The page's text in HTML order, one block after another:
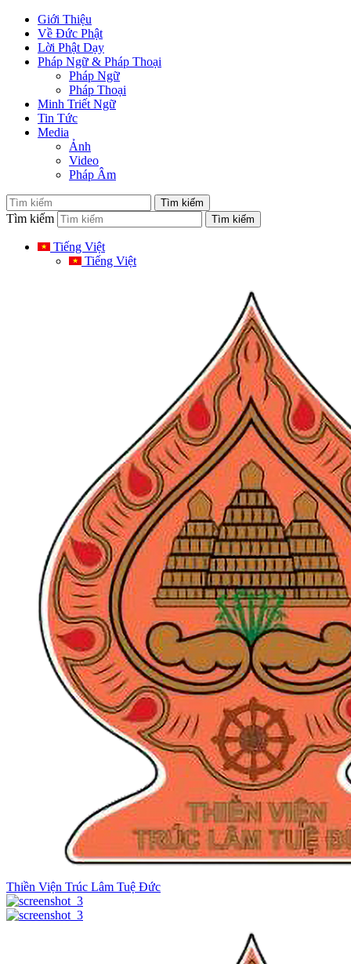
Giới Thiệu
Về Đức Phật
Lời Phật Dạy
Pháp Ngữ & Pháp Thoại
Pháp Ngữ
Pháp Thoại
Minh Triết Ngữ
Tin Tức
Media
Ảnh
Video
Pháp Âm
Tìm kiếm
Tiếng Việt
Tiếng Việt
Thiền Viện Trúc Lâm Tuệ Đức